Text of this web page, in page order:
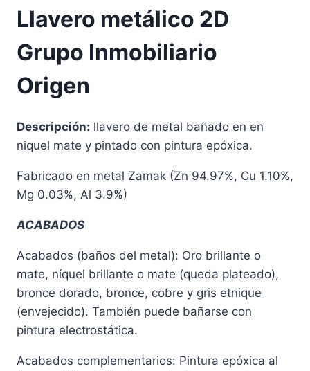
Llavero metálico 2D
Grupo Inmobiliario
Origen
Descripción: llavero de metal bañado en en
niquel mate y pintado con pintura epóxica.
Fabricado en metal Zamak (Zn 94.97%, Cu 1.10%,
Mg 0.03%, Al 3.9%)
ACABADOS
Acabados (baños del metal): Oro brillante o
mate, níquel brillante o mate (queda plateado),
bronce dorado, bronce, cobre y gris etnique
(envejecido). También puede bañarse con
pintura electrostática.
Acabados complementarios: Pintura epóxica al